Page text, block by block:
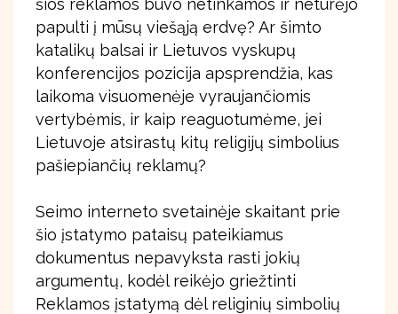
šios reklamos buvo netinkamos ir neturėjo
papulti į mūsų viešąją erdvę? Ar šimto
katalikų balsai ir Lietuvos vyskupų
konferencijos pozicija apsprendžia, kas
laikoma visuomenėje vyraujančiomis
vertybėmis, ir kaip reaguotumėme, jei
Lietuvoje atsirastų kitų religijų simbolius
pašiepiančių reklamų?
Seimo interneto svetainėje skaitant prie
šio įstatymo pataisų pateikiamus
dokumentus nepavyksta rasti jokių
argumentų, kodėl reikėjo griežtinti
Reklamos įstatymą dėl religinių simbolių